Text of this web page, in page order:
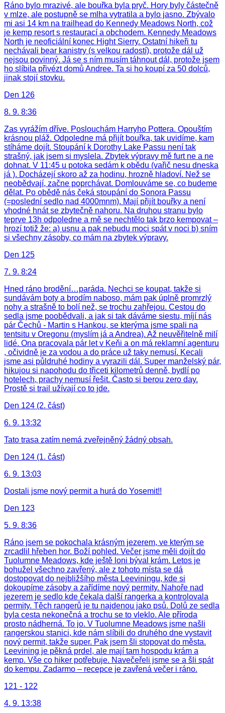
Ráno bylo mrazivé, ale bouřka byla pryč. Hory byly částečně
v mlze, ale postupně se mlha vytratila a bylo jasno. Zbývalo
mi asi 14 km na trailhead do Kennedy Meadows North, což
je kemp resort s restaurací a obchodem. Kennedy Meadows
North je neoficiální konec Hight Sierry. Ostatní hikeři tu
nechávali bear kanistry (s velkou radostí), protože dál už
nejsou povinný. Já se s ním musím táhnout dál, protože jsem
ho slíbila přivézt domů Andree. Ta si ho koupí za 50 dolců,
jinak stojí stovku.
Den 126
8. 9. 8:36
Zas vyrážím dříve. Poslouchám Harryho Pottera. Opouštím
krásnou pláž. Odpoledne má přijít bouřka, tak uvidíme, kam
stíháme dojít. Stoupání k Dorothy Lake Passu není tak
strašný, jak jsem si myslela. Zbytek výpravy mě furt ne a ne
dohnat. V 11:45 u potoka sedám k obědu (vařič nesu dneska
já ). Docházejí skoro až za hodinu, hrozně hladoví. Než se
neobědvají, začne poprchávat. Domlouváme se, co budeme
dělat. Po obědě nás čeká stoupání do Sonora Passu
(=poslední sedlo nad 4000mnm). Mají přijít bouřky a není
vhodné hnát se zbytečně nahoru. Na druhou stranu bylo
teprve 13h odpoledne a mě se nechtělo tak brzo kempovat –
hrozí totiž že: a) usnu a pak nebudu moci spát v noci b) sním
si všechny zásoby, co mám na zbytek výpravy.
Den 125
7. 9. 8:24
Hned ráno brodění…paráda. Nechci se koupat, takže si
sundávám boty a brodím naboso, mám pak úplně promrzlý
nohy a strašně to bolí než, se trochu zahřejou. Cestou do
sedla jsme poobědvali, a jak si tak dáváme siestu, míjí nás
pár Čechů - Martin s Hankou, se kterýma jsme spali na
tentsitu v Oregonu (myslím já a Andrea). Až neuvěřitelně milí
lidé. Ona pracovala pár let v Keňi a on má reklamní agenturu
, očividně je za vodou a do práce už taky nemusí. Kecali
jsme asi půldruhé hodiny a vyrazili dál. Super manželský pár,
hikujou si napohodu do třiceti kilometrů denně, bydlí po
hotelech, prachy nemusí řešit. Často si berou zero day.
Prostě si trail užívají co to jde.
Den 124 (2. část)
6. 9. 13:32
Tato trasa zatím nemá zveřejněný žádný obsah.
Den 124 (1. část)
6. 9. 13:03
Dostali jsme nový permit a hurá do Yosemit!!
Den 123
5. 9. 8:36
Ráno jsem se pokochala krásným jezerem, ve kterým se
zrcadlil hřeben hor. Boží pohled. Večer jsme měli dojít do
Tuolumne Meadows, kde ještě loni býval krám. Letos je
bohužel všechno zavřený, ale z tohoto místa se dá
dostopovat do nejbližšího města Leeviningu, kde si
dokoupíme zásoby a zařídíme nový permity. Nahoře nad
jezerem je sedlo kde čekala další rangerka a kontrolovala
permity. Těch rangerů je tu najdenou jako psů. Dolů ze sedla
byla cesta nekonečná a trochu se to vleklo. Ale příroda
prosto nádherná. To jo. V Tuolumne Meadows jsme našli
rangerskou stanici, kde nám slíbili do druhého dne vystavit
nový permit, takže super. Pak jsem šli stopovat do města.
Leevining je pěkná prdel, ale mají tam hospodu krám a
kemp. Vše co hiker potřebuje. Navečeřeli jsme se a šli spát
do kempu. Zadarmo – recepce je zavřená večer i ráno.
121 - 122
4. 9. 13:38